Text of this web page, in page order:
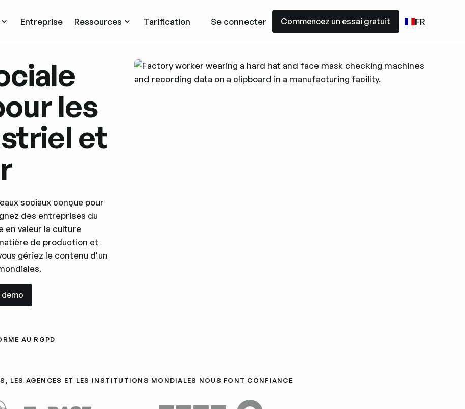
Entreprise Ressources Tarification Se connecter Commencez un essai gratuit FR
les
et
sociaux conçue pour
des entreprises du
valeur la culture
de production et
gériez le contenu d'un
demo
AU RGPD
LES AGENCES ET LES INSTITUTIONS MONDIALES NOUS FONT CONFIANCE